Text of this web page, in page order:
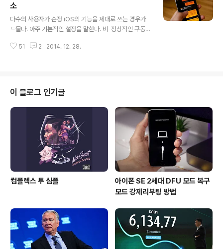
end-to-end 암호화 패스워드 관리 앱을 사용하면 편리
하다.) iOS 7 당시 발견됐던 문제점은 'TouchID Unlock
Respring' 증상(참고 1, 2)이었다. 추운 날씨에 터치ID를
이용하여 잠금해제를 할 때 springboard가 respring되
는 증상이다. 이전에 블로그를 통..
소
다수의 사용자가 순정 iOS의 기능을 제대로 쓰는 경우가
드물다. 아주 기본적인 설정을 말한다. 비-정상적인 구동이
면 사용자 설명서 정도는 차분하게 읽어 보는 것을 권장한
로, f.lux는 PC 버전이 먼저 출시됐고 이후 Cydia에 등록
됐다. Step1. 설정 → 일반 → 손쉬운 사용 → 확대/축소
→ '제어기 보기' 활성 Step2. 손쉬운 사용 단축키 → 확
대/축소 선택 '손쉬운 사용 단축키' 기능은 '홈버튼 3중 클
릭'으로 실행할 수 있다. 즉, 이 항목에서..
51 2 2014. 12. 28.
이 블로그 인기글
컴플렉스 투 심플
아이폰 SE 2세대 DFU 모드 복구
모드 강제리부팅 방법